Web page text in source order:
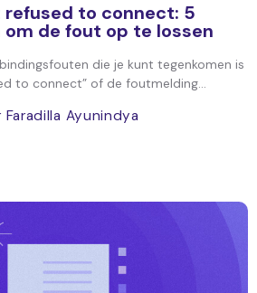
refused to connect: 5
om de fout op te lossen
die je kunt tegenkomen is
to connect” of de foutmelding...
Faradilla Ayunindya